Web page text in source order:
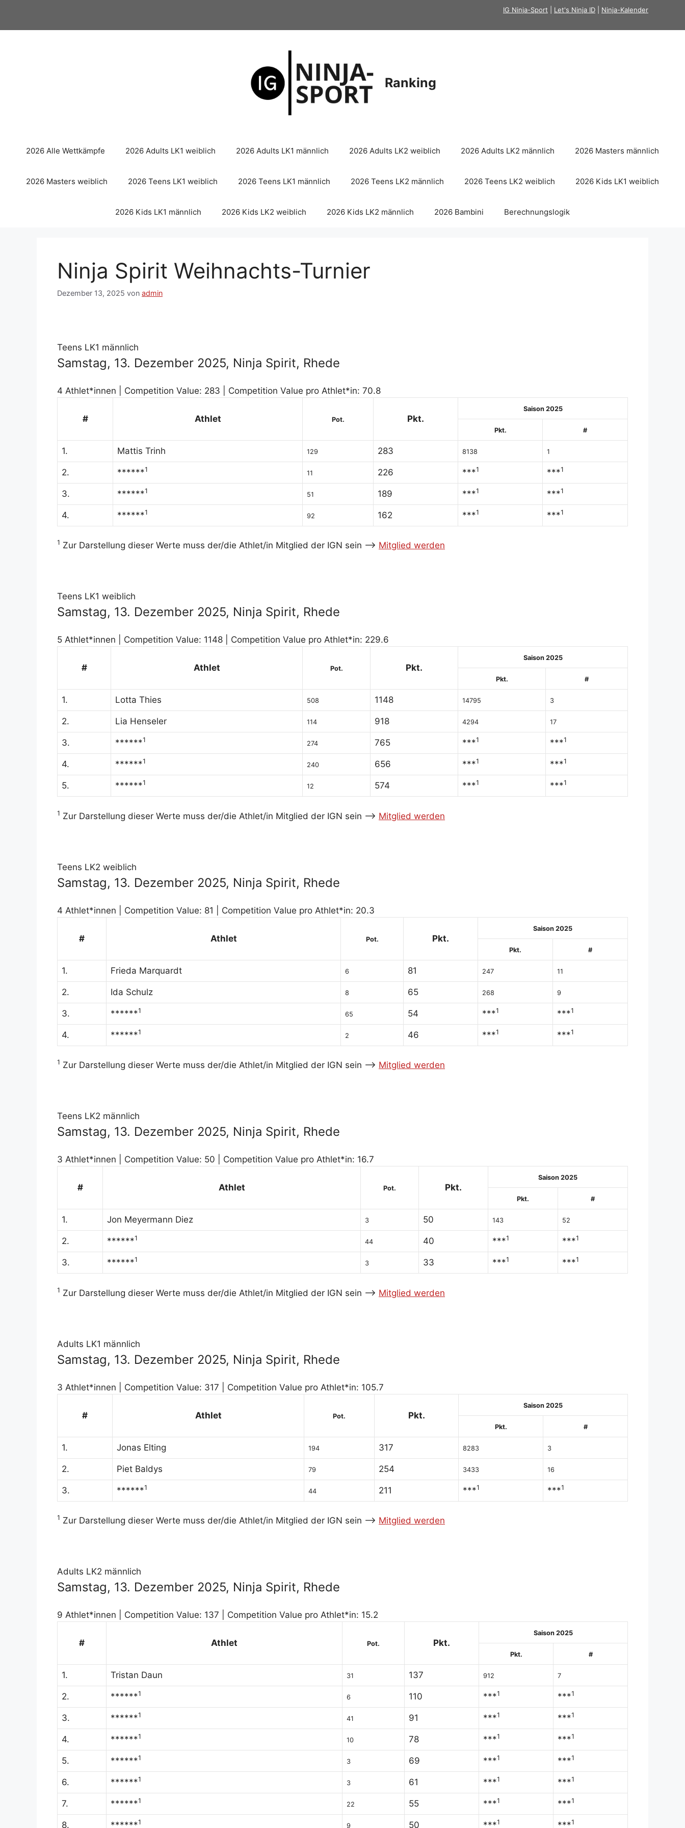
springen
IG Ninja-Sport Let's Ninja ID Ninja-Kalender
Ranking
2026 Alle Wettkämpfe 2026 Adults LK1 weiblich 2026 Adults LK1 männlich 2026 Adults LK2 weiblich 2026 Adults LK2 männlich 2026 Masters männlich
2026 Masters weiblich 2026 Teens LK1 weiblich 2026 Teens LK1 männlich 2026 Teens LK2 männlich 2026 Teens LK2 weiblich 2026 Kids LK1 weiblich
2026 Kids LK1 männlich 2026 Kids LK2 weiblich 2026 Kids LK2 männlich 2026 Bambini Berechnungslogik
Ninja Spirit Weihnachts-Turnier
Dezember 13, 2025 von admin
Teens LK1 männlich
Samstag, 13. Dezember 2025, Ninja Spirit, Rhede
4 Athlet*innen | Competition Value: 283 | Competition Value pro Athlet*in: 70.8
# Athlet Pot. Pkt.
Saison 2025
Pkt. #
1. Mattis Trinh 129 283 8138 1
2. ******1 11 226 ***1 ***1
3. ******1 51 189 ***1 ***1
4. ******1 92 162 ***1 ***1
1 Zur Darstellung dieser Werte muss der/die Athlet/in Mitglied der IGN sein --> Mitglied werden
Teens LK1 weiblich
Samstag, 13. Dezember 2025, Ninja Spirit, Rhede
5 Athlet*innen | Competition Value: 1148 | Competition Value pro Athlet*in: 229.6
# Athlet Pot. Pkt.
Saison 2025
Pkt. #
1. Lotta Thies 508 1148 14795 3
2. Lia Henseler 114 918 4294 17
3. ******1 274 765 ***1 ***1
4. ******1 240 656 ***1 ***1
5. ******1 12 574 ***1 ***1
1 Zur Darstellung dieser Werte muss der/die Athlet/in Mitglied der IGN sein --> Mitglied werden
Teens LK2 weiblich
Samstag, 13. Dezember 2025, Ninja Spirit, Rhede
4 Athlet*innen | Competition Value: 81 | Competition Value pro Athlet*in: 20.3
# Athlet Pot. Pkt.
Saison 2025
Pkt. #
1. Frieda Marquardt 6 81 247 11
2. Ida Schulz 8 65 268 9
3. ******1 65 54 ***1 ***1
4. ******1 2 46 ***1 ***1
1 Zur Darstellung dieser Werte muss der/die Athlet/in Mitglied der IGN sein --> Mitglied werden
Teens LK2 männlich
Samstag, 13. Dezember 2025, Ninja Spirit, Rhede
3 Athlet*innen | Competition Value: 50 | Competition Value pro Athlet*in: 16.7
# Athlet Pot. Pkt.
Saison 2025
Pkt. #
1. Jon Meyermann Diez 3 50 143 52
2. ******1 44 40 ***1 ***1
3. ******1 3 33 ***1 ***1
1 Zur Darstellung dieser Werte muss der/die Athlet/in Mitglied der IGN sein --> Mitglied werden
Adults LK1 männlich
Samstag, 13. Dezember 2025, Ninja Spirit, Rhede
3 Athlet*innen | Competition Value: 317 | Competition Value pro Athlet*in: 105.7
# Athlet Pot. Pkt.
Saison 2025
Pkt. #
1. Jonas Elting 194 317 8283 3
2. Piet Baldys 79 254 3433 16
3. ******1 44 211 ***1 ***1
1 Zur Darstellung dieser Werte muss der/die Athlet/in Mitglied der IGN sein --> Mitglied werden
Adults LK2 männlich
Samstag, 13. Dezember 2025, Ninja Spirit, Rhede
9 Athlet*innen | Competition Value: 137 | Competition Value pro Athlet*in: 15.2
# Athlet Pot. Pkt.
Saison 2025
Pkt. #
1. Tristan Daun 31 137 912 7
2. ******1 6 110 ***1 ***1
3. ******1 41 91 ***1 ***1
4. ******1 10 78 ***1 ***1
5. ******1 3 69 ***1 ***1
6. ******1 3 61 ***1 ***1
7. ******1 22 55 ***1 ***1
8. ******1 9 50 ***1 ***1